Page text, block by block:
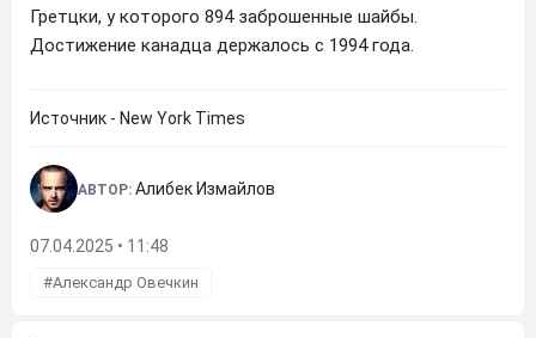
Гретцки, у которого 894 заброшенные шайбы.
Достижение канадца держалось с 1994 года.
Источник - New York Times
АВТОР: Алибек Измайлов
07.04.2025 • 11:48
Александр Овечкин